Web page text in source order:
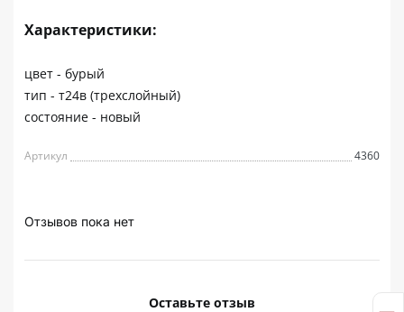
Характеристики:
цвет - бурый
тип - т24в (трехслойный)
состояние - новый
Артикул 4360
Отзывов пока нет
Оставьте отзыв